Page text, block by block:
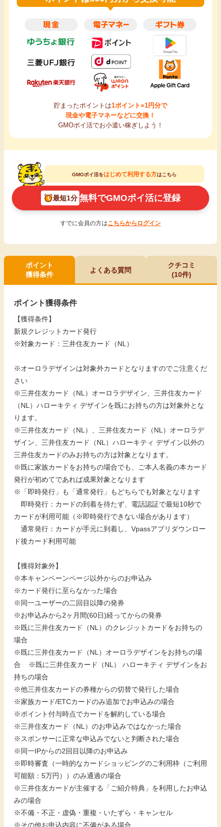
貯まったポイントは1ポイント=1円分で
現金や電子マネーなどに交換！
GMOポイ活でお小遣い稼ぎしよう！
GMOポイ活をはじめて利用する方はこちら
最短1分 無料でGMOポイ活に登録
すでに会員の方はこちらからログイン
ポイント
獲得条件
よくある質問
クチコミ
(10件)
ポイント獲得条件
【獲得条件】
新規クレジットカード発行
※対象カード：三井住友カード（NL）
※オーロラデザインは対象外カードとなりますのでご注意くだ
さい
※三井住友カード（NL）オーロラデザイン、三井住友カード
（NL）ハローキティ デザインを既にお持ちの方は対象外とな
ります。
※三井住友カード（NL）、三井住友カード（NL）オーロラデ
ザイン、三井住友カード（NL）ハローキティ デザイン以外の
三井住友カードのみお持ちの方は対象となります。
※既に家族カードをお持ちの場合でも、ご本人名義の本カード
発行が初めてであれば成果対象となります
※「即時発行」も「通常発行」もどちらでも対象となります
即時発行：カードの到着を待たず、電話認証で最短10秒で
カードが利用可能（※即時発行できない場合があります）
通常発行：カードが手元に到着し、Vpassアプリダウンロー
ド後カード利用可能
【獲得対象外】
※本キャンペーンページ以外からのお申込み
※カード発行に至らなかった場合
※同一ユーザーの二回目以降の発券
※お申込みから2ヶ月間(60日)経ってからの発券
※既に三井住友カード（NL）のクレジットカードをお持ちの
場合
※既に三井住友カード（NL）オーロラデザインをお持ちの場
合 ※既に三井住友カード（NL） ハローキティ デザインをお
持ちの場合
※他三井住友カードの券種からの切替で発行した場合
※家族カード/ETCカードのみ追加でお申込みの場合
※ポイント付与時点でカードを解約している場合
※三井住友カード（NL）のお申込みではなかった場合
※スポンサーに正常な申込みでないと判断された場合
※同一IPからの2回目以降のお申込み
※即時審査（一時的なカードショッピングのご利用枠（ご利用
可能額：5万円））のみ通過の場合
※三井住友カードが主催する「ご紹介特典」を利用したお申込
みの場合
※不備・不正・虚偽・重複・いたずら・キャンセル
※その他お申込内容に不備がある場合